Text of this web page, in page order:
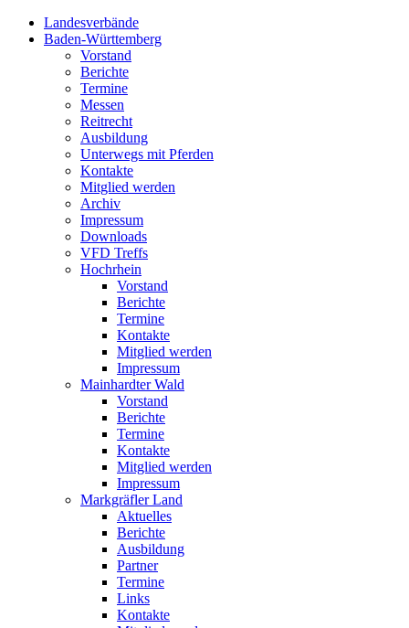
Landesverbände
Baden-Württemberg
Vorstand
Berichte
Termine
Messen
Reitrecht
Ausbildung
Unterwegs mit Pferden
Kontakte
Mitglied werden
Archiv
Impressum
Downloads
VFD Treffs
Hochrhein
Vorstand
Berichte
Termine
Kontakte
Mitglied werden
Impressum
Mainhardter Wald
Vorstand
Berichte
Termine
Kontakte
Mitglied werden
Impressum
Markgräfler Land
Aktuelles
Berichte
Ausbildung
Partner
Termine
Links
Kontakte